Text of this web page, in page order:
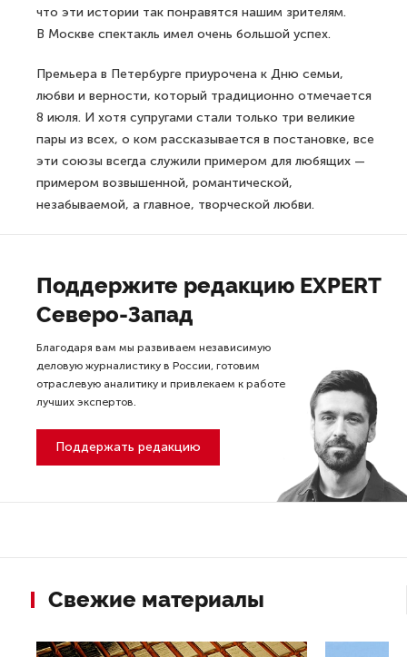
что эти истории так понравятся нашим зрителям.
В Москве спектакль имел очень большой успех.
Премьера в Петербурге приурочена к Дню семьи,
любви и верности, который традиционно отмечается
8 июля. И хотя супругами стали только три великие
пары из всех, о ком рассказывается в постановке, все
эти союзы всегда служили примером для любящих —
примером возвышенной, романтической,
незабываемой, а главное, творческой любви.
Поддержите редакцию EXPERT
Северо-Запад
Благодаря вам мы развиваем независимую
деловую журналистику в России, готовим
отраслевую аналитику и привлекаем к работе
лучших экспертов.
Поддержать редакцию
Свежие материалы